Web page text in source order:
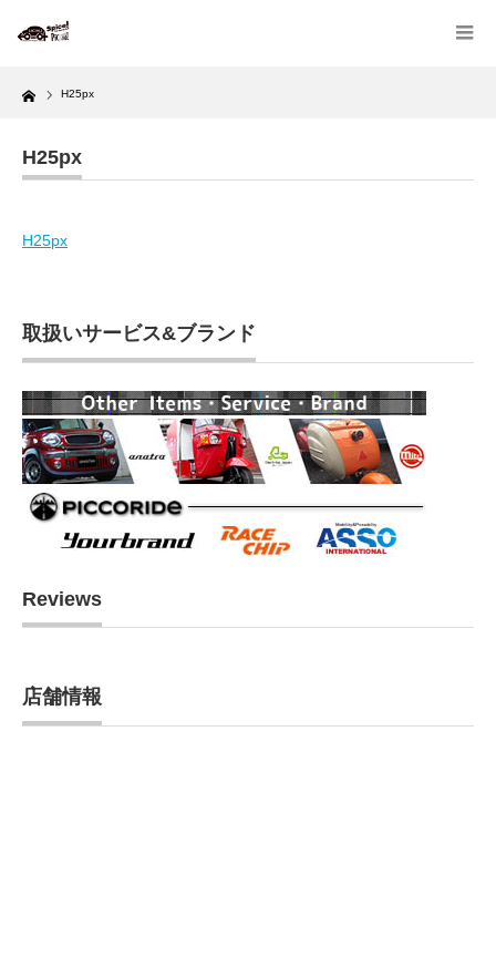
Home H25px
H25px
H25px
取扱いサービス&ブランド
Reviews
店舗情報